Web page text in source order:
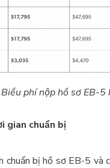
Biểu phí nộp hồ sơ EB-5
gian chuẩn bị
chuẩn bị hồ sơ EB-5 và